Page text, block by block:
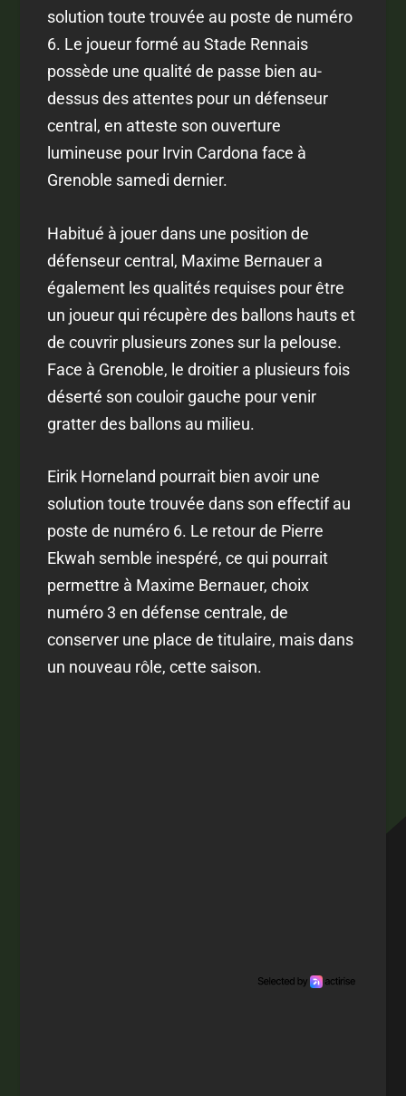
solution toute trouvée au poste de numéro
6. Le joueur formé au Stade Rennais
possède une qualité de passe bien au-
dessus des attentes pour un défenseur
central, en atteste son ouverture
lumineuse pour Irvin Cardona face à
Grenoble samedi dernier.
Habitué à jouer dans une position de
défenseur central, Maxime Bernauer a
également les qualités requises pour être
un joueur qui récupère des ballons hauts et
de couvrir plusieurs zones sur la pelouse.
Face à Grenoble, le droitier a plusieurs fois
déserté son couloir gauche pour venir
gratter des ballons au milieu.
Eirik Horneland pourrait bien avoir une
solution toute trouvée dans son effectif au
poste de numéro 6. Le retour de Pierre
Ekwah semble inespéré, ce qui pourrait
permettre à Maxime Bernauer, choix
numéro 3 en défense centrale, de
conserver une place de titulaire, mais dans
un nouveau rôle, cette saison.